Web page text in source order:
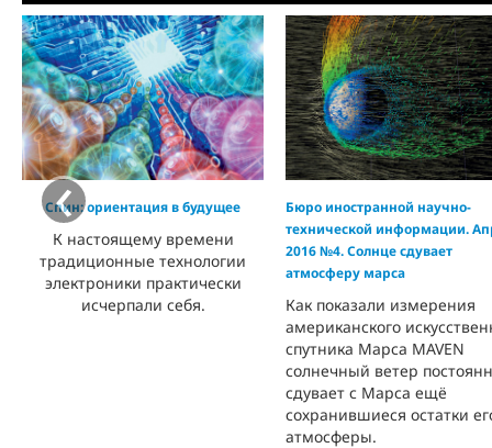
Спин: ориентация в будущее
К настоящему времени
традиционные технологии
электроники практически
исчерпали себя.
Бюро иностранной научно-
технической информации.
2016 №4. Солнце сдувает
атмосферу марса
Как показали измерения
американского
спутника Марса MAVEN
солнечный ветер
сдувает с Марса ещё
сохранившиеся остатки
атмосферы.
‹